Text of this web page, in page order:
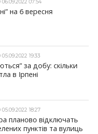
07:54
на 6 вересня
19:33
за добу: скільки
в Ірпені
18:27
планово відключать
пунктів та вулиць